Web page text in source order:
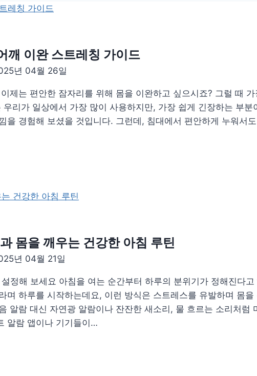
깨 이완 스트레칭 가이드
년 04월 26일
제는 편안한 잠자리를 위해 몸을 이완하고 싶으시죠? 그럴 때
리가 일상에서 가장 많이 사용하지만, 가장 쉽게 긴장하는 부분
을 경험해 보셨을 것입니다. 그런데, 침대에서 편안하게 누워서
몸을 깨우는 건강한 아침 루틴
년 04월 21일
설정해 보세요 아침을 여는 순간부터 하루의 분위기가 정해진다
며 하루를 시작하는데요, 이런 방식은 스트레스를 유발하며 몸을
알람 대신 자연광 알람이나 잔잔한 새소리, 물 흐르는 소리처럼
알람 앱이나 기기들이…